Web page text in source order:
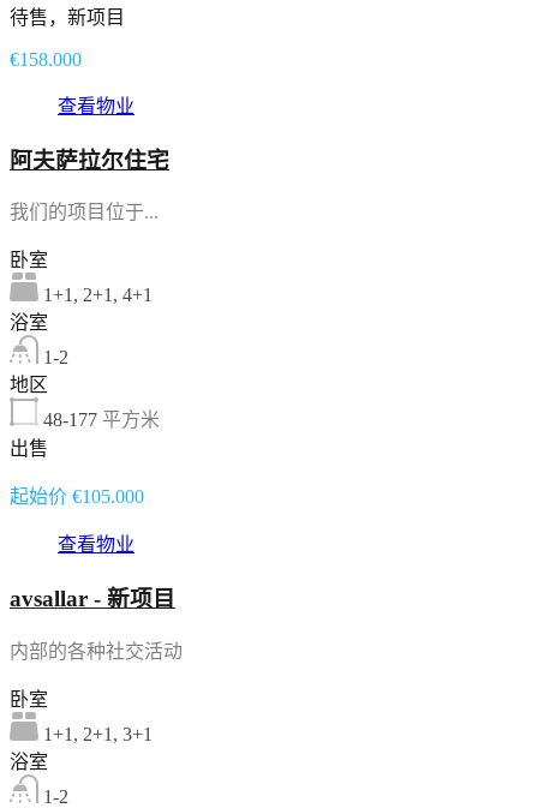
待售，新项目
€158.000
查看物业
阿夫萨拉尔住宅
我们的项目位于...
卧室
1+1, 2+1, 4+1
浴室
1-2
地区
48-177 平方米
出售
起始价 €105.000
查看物业
avsallar - 新项目
内部的各种社交活动
卧室
1+1, 2+1, 3+1
浴室
1-2